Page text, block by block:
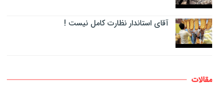
آقای استاندار نظارت کامل نیست !
مقالات